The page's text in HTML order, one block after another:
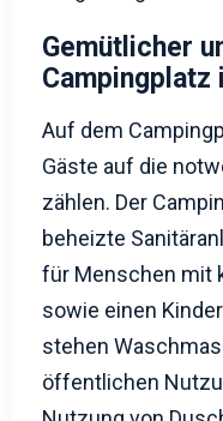
Gemütlicher
Campingplatz
Auf dem
Gäste auf die
zählen. Der
beheizte
für Menschen mit
sowie einen
stehen
öffentlichen
Nutzung von